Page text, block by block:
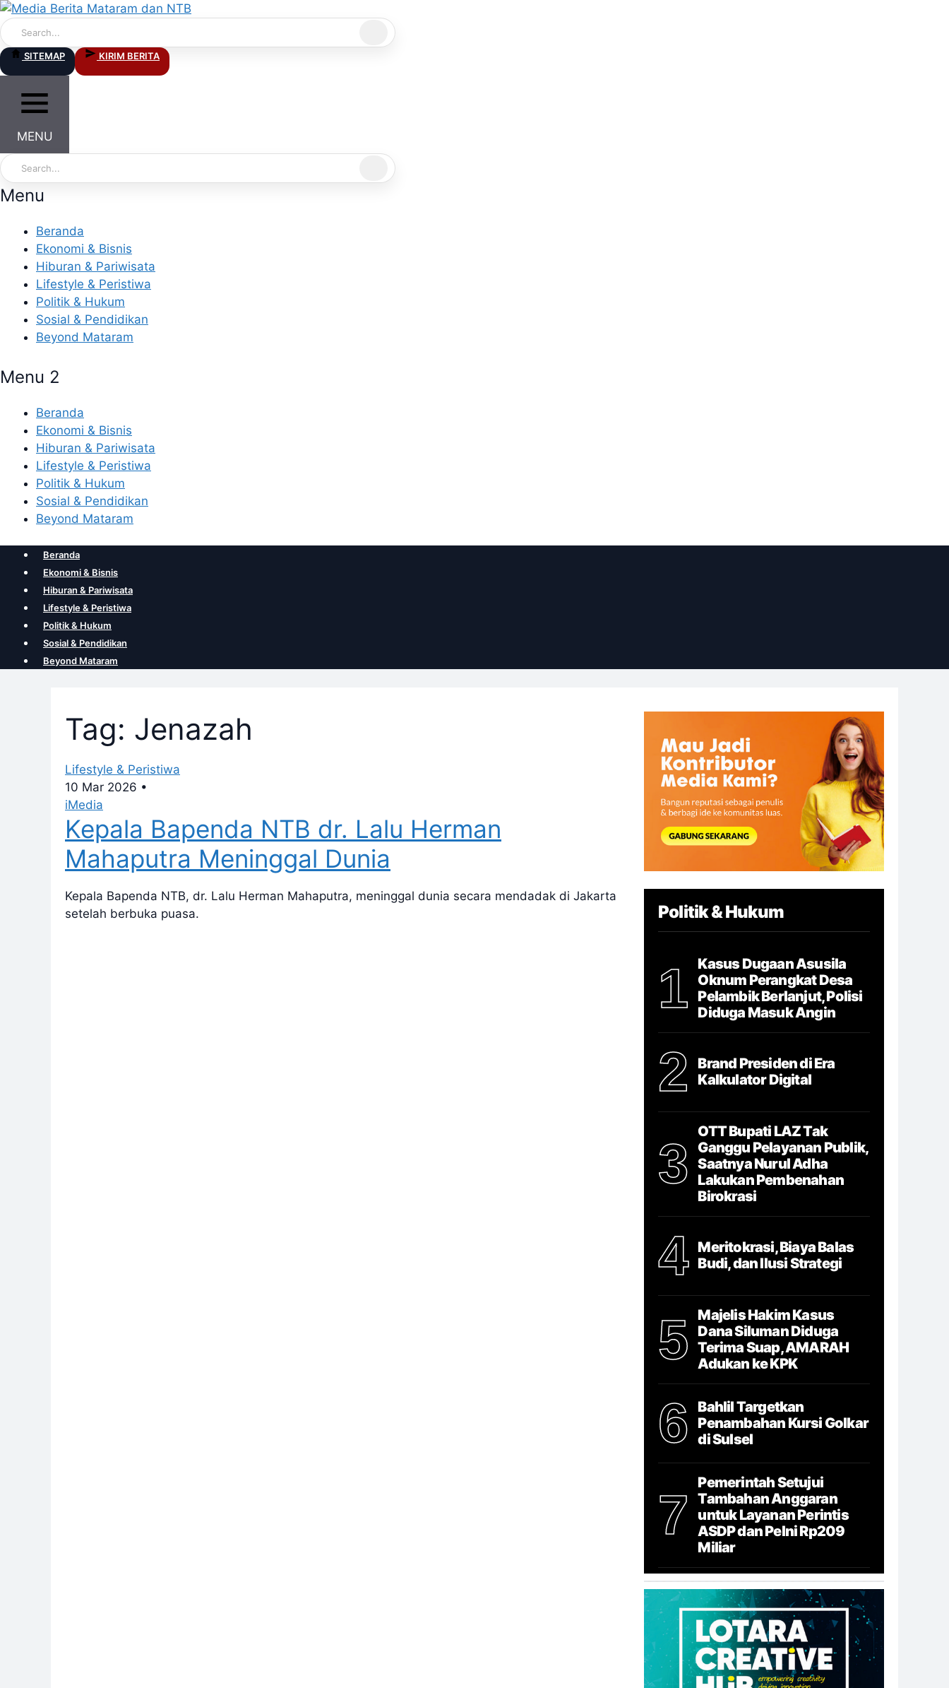
Skip
to
content
SITEMAP KIRIM BERITA
MENU
Menu
Beranda
Ekonomi & Bisnis
Hiburan & Pariwisata
Lifestyle & Peristiwa
Politik & Hukum
Sosial & Pendidikan
Beyond Mataram
Menu 2
Beranda
Ekonomi & Bisnis
Hiburan & Pariwisata
Lifestyle & Peristiwa
Politik & Hukum
Sosial & Pendidikan
Beyond Mataram
Beranda
Ekonomi & Bisnis
Hiburan & Pariwisata
Lifestyle & Peristiwa
Politik & Hukum
Sosial & Pendidikan
Beyond Mataram
Tag: Jenazah
Lifestyle & Peristiwa
10 Mar 2026 •
iMedia
Kepala Bapenda NTB dr. Lalu Herman
Mahaputra Meninggal Dunia
Kepala Bapenda NTB, dr. Lalu Herman Mahaputra, meninggal dunia secara mendadak di Jakarta
setelah berbuka puasa.
Politik & Hukum
1
Kasus Dugaan Asusila
Oknum Perangkat Desa
Pelambik Berlanjut, Polisi
Diduga Masuk Angin
2
Brand Presiden di Era
Kalkulator Digital
3
OTT Bupati LAZ Tak
Ganggu Pelayanan Publik,
Saatnya Nurul Adha
Lakukan Pembenahan
Birokrasi
4
Meritokrasi, Biaya Balas
Budi, dan Ilusi Strategi
5
Majelis Hakim Kasus
Dana Siluman Diduga
Terima Suap, AMARAH
Adukan ke KPK
6
Bahlil Targetkan
Penambahan Kursi Golkar
di Sulsel
7
Pemerintah Setujui
Tambahan Anggaran
untuk Layanan Perintis
ASDP dan Pelni Rp209
Miliar